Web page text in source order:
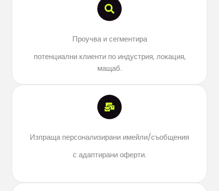
Проучва и сегментира
потенциални клиенти по индустрия, локация,
мащаб.
Изпраща персонализирани имейли/съобщения
с адаптирани оферти.